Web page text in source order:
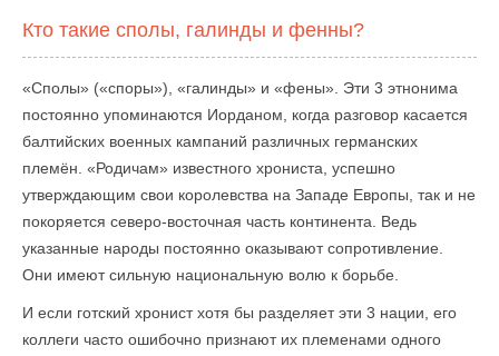
Кто такие сполы, галинды и фенны?
«Сполы» («споры»), «галинды» и «фены». Эти 3 этнонима
постоянно упоминаются Иорданом, когда разговор касается
балтийских военных кампаний различных германских
племён. «Родичам» известного хрониста, успешно
утверждающим свои королевства на Западе Европы, так и не
покоряется северо-восточная часть континента. Ведь
указанные народы постоянно оказывают сопротивление.
Они имеют сильную национальную волю к борьбе.
И если готский хронист хотя бы разделяет эти 3 нации, его
коллеги часто ошибочно признают их племенами одного